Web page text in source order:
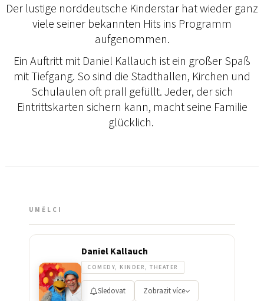
Der lustige norddeutsche Kinderstar hat wieder ganz
viele seiner bekannten Hits ins Programm
aufgenommen.
Ein Auftritt mit Daniel Kallauch ist ein großer Spaß
mit Tiefgang. So sind die Stadthallen, Kirchen und
Schulaulen oft prall gefüllt. Jeder, der sich
Eintrittskarten sichern kann, macht seine Familie
glücklich.
UMĚLCI
Daniel Kallauch
COMEDY, KINDER, THEATER
Sledovat Zobrazit více